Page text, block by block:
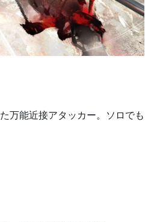
万能近接アタッカー。ソロでも